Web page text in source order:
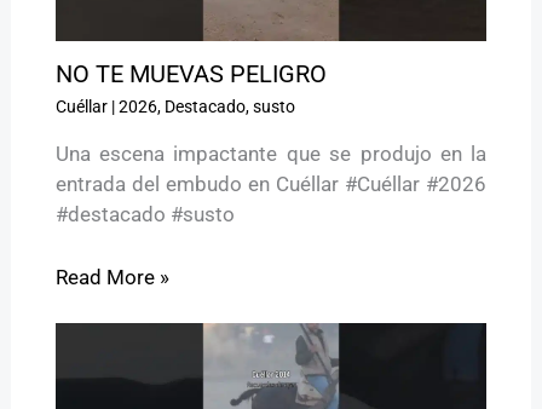
NO TE MUEVAS PELIGRO ️
Cuéllar|2026, Destacado,susto
Una escena impactante que se produjo en la
entrada del embudo en Cuéllar #Cuéllar #2026
#destacado #susto
Read More »